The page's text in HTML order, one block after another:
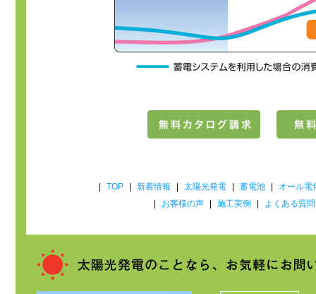
TOP 新着情報 太陽光発電 蓄電池
オール電
お客様の声 施工実例 よくある質問